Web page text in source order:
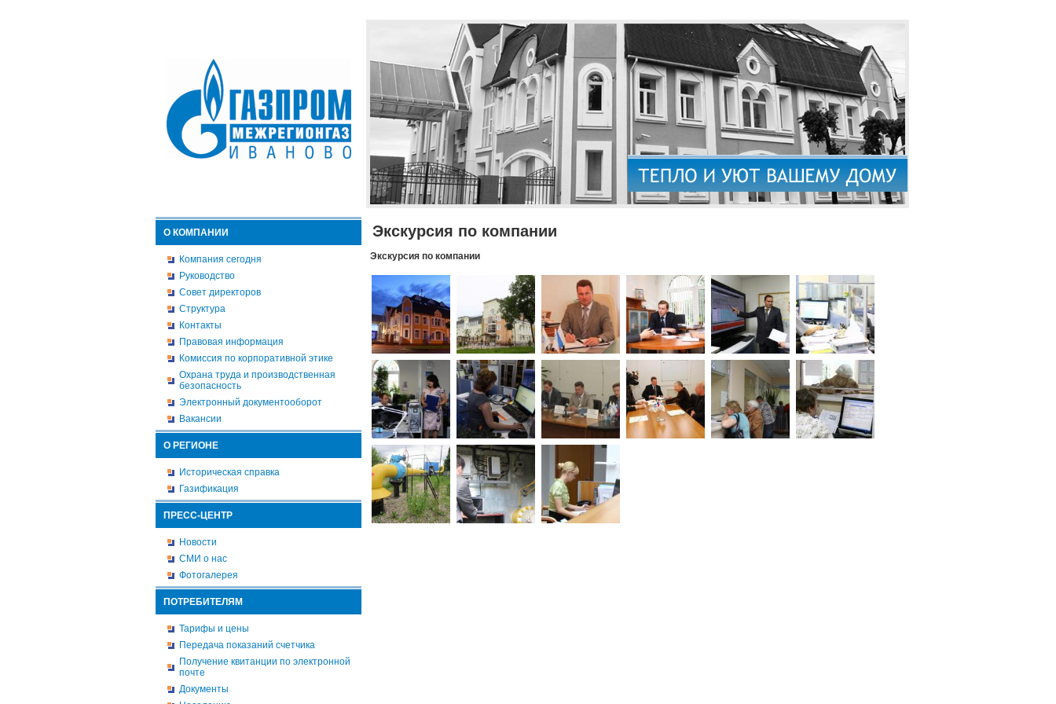
О КОМПАНИИ
Компания сегодня
Руководство
Совет директоров
Структура
Контакты
Правовая информация
Комиссия по корпоративной этике
Охрана труда и производственная
безопасность
Электронный документооборот
Вакансии
О РЕГИОНЕ
Историческая справка
Газификация
ПРЕСС-ЦЕНТР
Новости
СМИ о нас
Фотогалерея
ПОТРЕБИТЕЛЯМ
Тарифы и цены
Передача показаний счетчика
Получение квитанции по электронной
почте
Документы
Экскурсия по компании
Экскурсия по компании